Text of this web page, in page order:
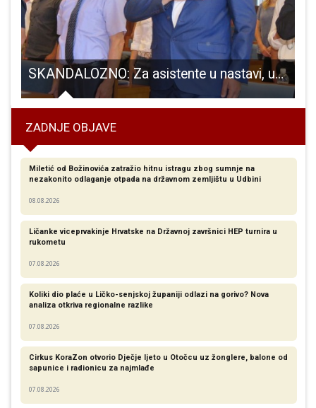
SKANDALOZNO: Za asistente u nastavi, udruge i sportaše jedva bi skucali koju kunu,ali za autore pamfleta uvijek bi bila koja stotina tisuća kuna
ZADNJE OBJAVE
Miletić od Božinovića zatražio hitnu istragu zbog sumnje na
nezakonito odlaganje otpada na državnom zemljištu u Udbini
08.08.2026
Ličanke viceprvakinje Hrvatske na Državnoj završnici HEP turnira u
rukometu
07.08.2026
Koliki dio plaće u Ličko-senjskoj županiji odlazi na gorivo? Nova
analiza otkriva regionalne razlike​
07.08.2026
Cirkus KoraZon otvorio Dječje ljeto u Otočcu uz žonglere, balone od
sapunice i radionicu za najmlađe
07.08.2026